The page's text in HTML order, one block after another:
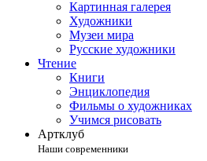
Картинная галерея
Художники
Музеи мира
Русские художники
Чтение
Книги
Энциклопедия
Фильмы о художниках
Учимся рисовать
Артклуб
Наши современники